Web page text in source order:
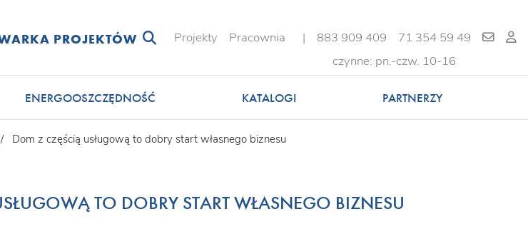
PROJEKTÓW Projekty Pracownia | 883 909 409
71 354 59 49
czynne: pn.-czw. 10-16
ENERGOOSZCZĘDNOŚĆ KATALOGI PARTNERZY
/ Dom z częścią usługową to dobry start własnego biznesu
TO DOBRY START WŁASNEGO BIZNESU